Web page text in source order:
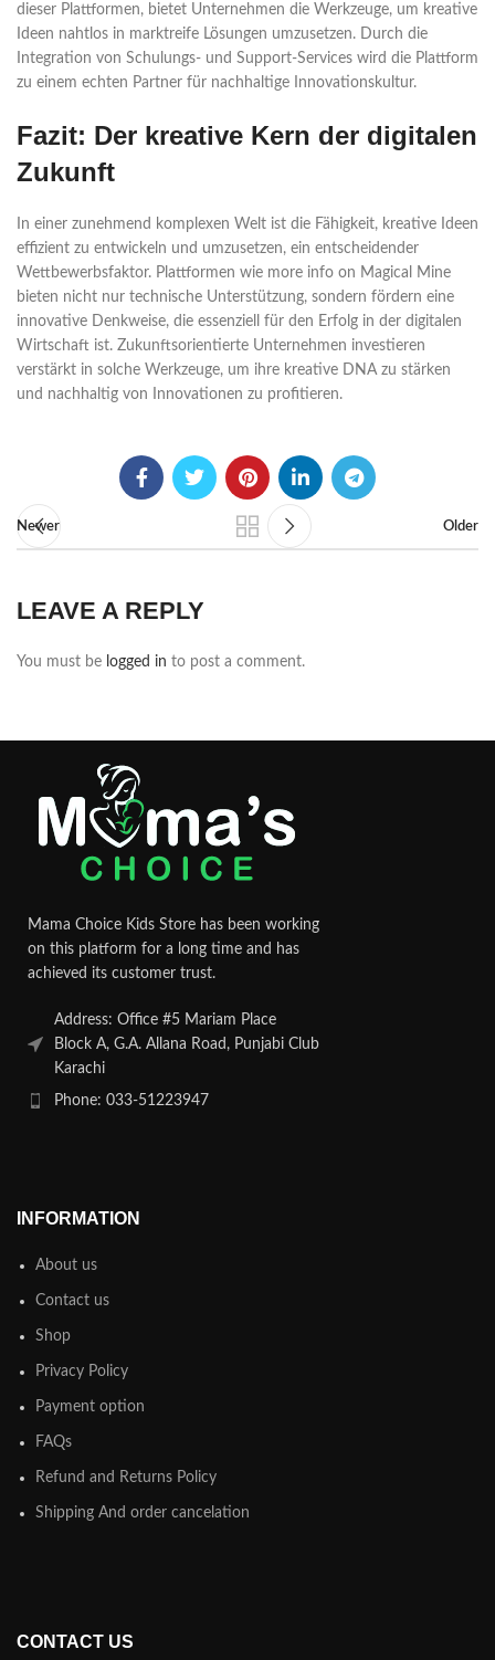
dieser Plattformen, bietet Unternehmen die Werkzeuge, um kreative
Ideen nahtlos in marktreife Lösungen umzusetzen. Durch die
Integration von Schulungs- und Support-Services wird die Plattform
zu einem echten Partner für nachhaltige Innovationskultur.
Fazit: Der kreative Kern der digitalen
Zukunft
In einer zunehmend komplexen Welt ist die Fähigkeit, kreative Ideen
effizient zu entwickeln und umzusetzen, ein entscheidender
Wettbewerbsfaktor. Plattformen wie more info on Magical Mine
bieten nicht nur technische Unterstützung, sondern fördern eine
innovative Denkweise, die essenziell für den Erfolg in der digitalen
Wirtschaft ist. Zukunftsorientierte Unternehmen investieren
verstärkt in solche Werkzeuge, um ihre kreative DNA zu stärken
und nachhaltig von Innovationen zu profitieren.
Newer Older
LEAVE A REPLY
You must be logged in to post a comment.
Mama Choice Kids Store has been working
on this platform for a long time and has
achieved its customer trust.
Address: Office #5 Mariam Place
Block A, G.A. Allana Road, Punjabi Club
Karachi
Phone: 033-51223947
INFORMATION
About us
Contact us
Shop
Privacy Policy
Payment option
FAQs
Refund and Returns Policy
Shipping And order cancelation
CONTACT US